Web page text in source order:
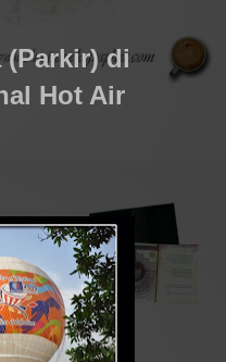
(Parkir) di
Hot Air